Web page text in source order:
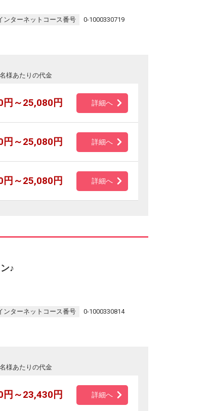
ンターネットコース番号 0-1000330719
様あたりの代金
円～25,080円 詳細へ
円～25,080円 詳細へ
円～25,080円 詳細へ
♪
ンターネットコース番号 0-1000330814
様あたりの代金
円～23,430円 詳細へ